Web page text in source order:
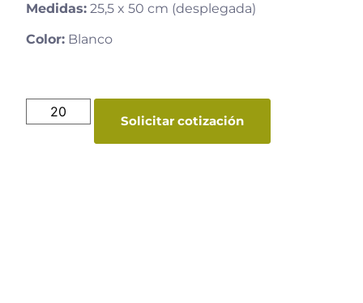
Medidas: 25,5 x 50 cm (desplegada)
Color: Blanco
Solicitar cotización